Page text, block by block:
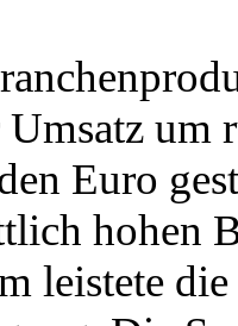
um
Euro
hohen
leistete die